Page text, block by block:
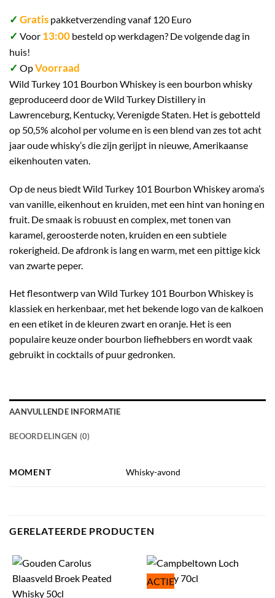
✓ Gratis pakketverzending vanaf 120 Euro
✓ Voor 13:00 besteld op werkdagen? De volgende dag in
huis!
✓ OpVoorraad
Wild Turkey 101 Bourbon Whiskey is een bourbon whisky
geproduceerd door de Wild Turkey Distillery in
Lawrenceburg, Kentucky, Verenigde Staten. Het is gebotteld
op 50,5% alcohol per volume en is een blend van zes tot acht
jaar oude whisky’s die zijn gerijpt in nieuwe, Amerikaanse
eikenhouten vaten.
Op de neus biedt Wild Turkey 101 Bourbon Whiskey aroma’s
van vanille, eikenhout en kruiden, met een hint van honing en
fruit. De smaak is robuust en complex, met tonen van
karamel, geroosterde noten, kruiden en een subtiele
rokerigheid. De afdronk is lang en warm, met een pittige kick
van zwarte peper.
Het flesontwerp van Wild Turkey 101 Bourbon Whiskey is
klassiek en herkenbaar, met het bekende logo van de kalkoen
en een etiket in de kleuren zwart en oranje. Het is een
populaire keuze onder bourbon liefhebbers en wordt vaak
gebruikt in cocktails of puur gedronken.
AANVULLENDE INFORMATIE
BEOORDELINGEN (0)
MOMENT Whisky-avond
GERELATEERDE PRODUCTEN
ACTIE